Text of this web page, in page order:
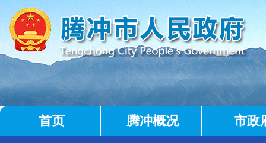
首页 腾冲概况 市政